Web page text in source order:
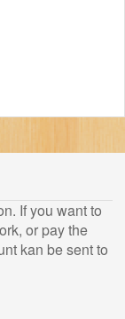
If you want to
or pay the
kan be sent to